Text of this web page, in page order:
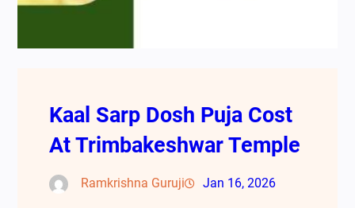
Kaal Sarp Dosh Puja Cost
At Trimbakeshwar Temple
Ramkrishna Guruji Jan 16, 2026